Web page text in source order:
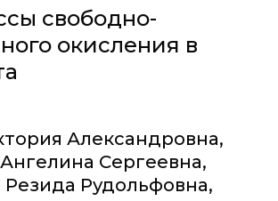
свободно-
окисления в
Александровна,
Сергеевна,
Рудольфовна,